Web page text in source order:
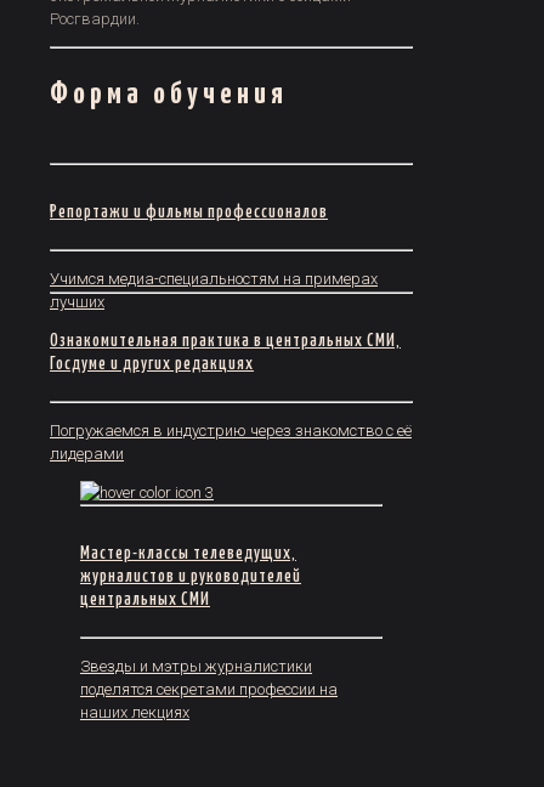
Росгвардии.
Форма обучения
Репортажи и фильмы профессионалов
Учимся медиа-специальностям на примерах
лучших
Ознакомительная практика в центральных СМИ,
Госдуме и других редакциях
Погружаемся в индустрию через знакомство с её
лидерами
Мастер-классы телеведущих,
журналистов и руководителей
центральных СМИ
Звезды и мэтры журналистики
поделятся секретами профессии на
наших лекциях